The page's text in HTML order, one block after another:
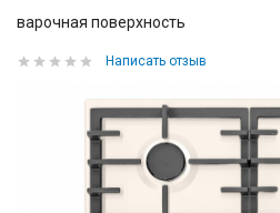
варочная поверхность
Написать отзыв